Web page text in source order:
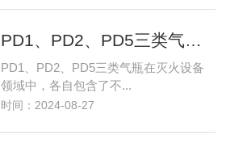
PD1、PD2、PD5三类气瓶在灭火设备
领域中，各自包含了不...
时间：2024-08-27